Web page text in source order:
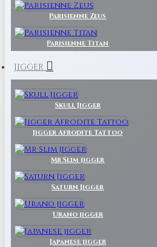
Parisienne Zeus
Parisienne Titan
JIGGER
Skull Jigger
Jigger Afrodite Tattoo
Mr Slim jigger
Saturn Jigger
Urano jigger
Japanese jigger